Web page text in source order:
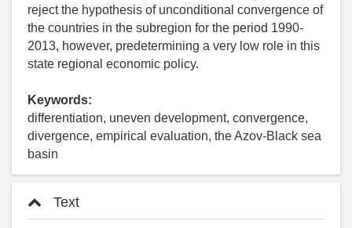
reject the hypothesis of unconditional convergence of
the countries in the subregion for the period 1990-
2013, however, predetermining a very low role in this
state regional economic policy.
Keywords:
differentiation, uneven development, convergence,
divergence, empirical evaluation, the Azov-Black sea
basin
Text